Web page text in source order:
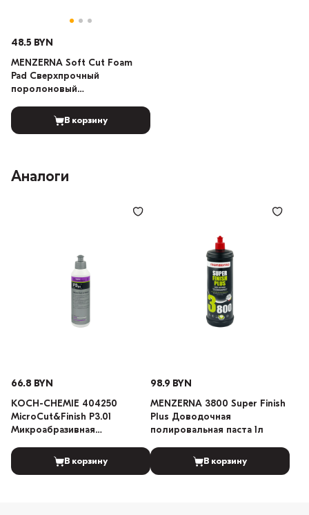
48.5 BYN
MENZERNA Soft Cut Foam
Pad Сверхпрочный
поролоновый
130/150мм
В корзину
Аналоги
66.8 BYN
KOCH-CHEMIE 404250
MicroCut&Finish P3.01
Микроабразивная
воском карнаубы 250мл
В корзину
98.9 BYN
MENZERNA 3800 Super Finish
Plus Доводочная
полировальная паста 1л
В корзину